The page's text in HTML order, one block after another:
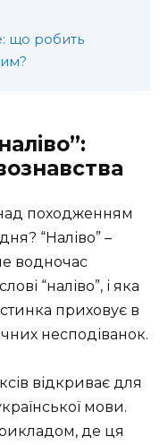
що робить
походженням
“Наліво” –
водночас
“наліво”, і яка
приховує в
несподіванок.
відкриває для
мови.
де ця